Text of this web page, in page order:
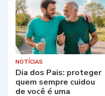
NOTÍCIAS
Dia dos Pais: proteger
quem sempre cuidou
de você é uma